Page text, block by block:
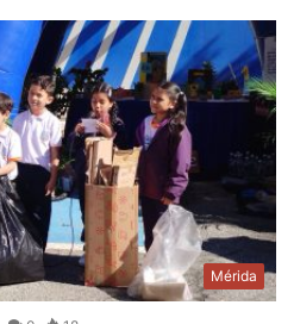
Mérida